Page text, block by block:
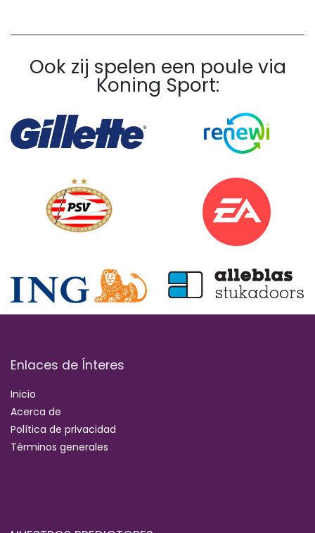
Ook zij spelen een poule via
Koning Sport:
Enlaces de Ínteres
Inicio
Acerca de
Política de privacidad
Términos generales